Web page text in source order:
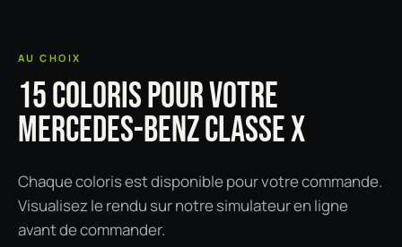
AU CHOIX
15 COLORIS POUR VOTRE
MERCEDES-BENZ CLASSE X
Chaque coloris est disponible pour votre commande.
Visualisez le rendu sur notre simulateur en ligne
avant de commander.